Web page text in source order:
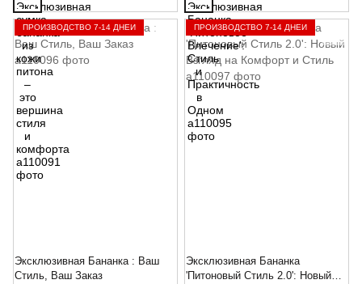
ПРОИЗВОДСТВО 7-14 ДНЕЙ
Эксклюзивная Бананка : Ваш
Стиль, Ваш Заказ
ПРОИЗВОДСТВО 7-14 ДНЕЙ
Эксклюзивная Бананка
'Питоновый Стиль 2.0': Новый